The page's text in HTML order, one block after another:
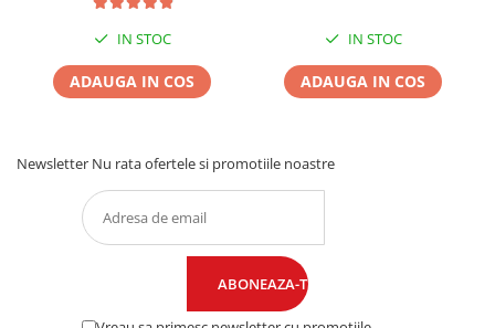
IN STOC
ADAUGA IN COS
IN STOC
ADAUGA IN COS
Newsletter Nu rata ofertele si promotiile noastre